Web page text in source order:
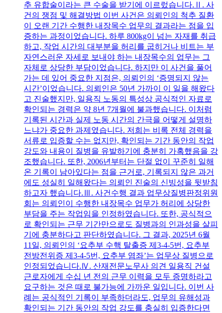
추 유합술이라는 큰 수술을 받기에 이르렀습니다.Ⅱ. 사
건의 쟁점 및 해결방법 이번 사건은 의뢰인의 척추 질환
이 오랜 기간 수행한 내장목수 업무의 결과라는 점을 입
증하는 과정이었습니다. 하루 800kg이 넘는 자재를 취급
하고, 작업 시간의 대부분을 허리를 굽히거나 비트는 부
자연스러운 자세로 보내야 하는 내장목수의 업무는 그
자체로 상당한 부담이었습니다. 하지만 이 사건을 풀어
가는 데 있어 중요한 지점은, 의뢰인의 ‘증명되지 않는
시간’이었습니다. 의뢰인은 50년 가까이 이 일을 해왔다
고 진술했지만, 일용직 노동의 특성상 공식적인 자료로
확인되는 경력은 약 8년 7개월에 불과했습니다. 이처럼
기록된 시간과 실제 노동 시간의 간극을 어떻게 설명하
느냐가 중요한 과제였습니다. 저희는 비록 전체 경력을
서류로 입증할 수는 없지만, 확인되는 기간 동안의 작업
강도와 내용이 질병을 유발하기에 충분히 가혹했음을 강
조했습니다. 또한, 2006년부터는 단절 없이 꾸준히 일해
온 기록이 남아있다는 점을 근거로, 기록되지 않은 과거
에도 성실히 일해왔다는 의뢰인 진술의 신빙성을 뒷받침
하고자 했습니다.Ⅲ. 사건수행 결과 업무상질병판정위원
회는 의뢰인이 수행한 내장목수 업무가 허리에 상당한
부담을 주는 작업임을 인정하였습니다. 또한, 공식적으
로 확인되는 근무 기간만으로도 질병과의 인과성을 살피
기에 충분하다고 판단하였습니다. 그 결과, 2025년 6월
11일, 의뢰인의 ‘요추부 수핵 탈출증 제3-4-5번, 요추부
전방전위증 제3-4-5번, 요추부 염좌’는 업무상 질병으로
인정되었습니다.Ⅳ. 산재전문노무사 의견 일용직 건설
근로자에게 수십 년 전의 근무 이력을 모두 증명하라고
요구하는 것은 때로 불가능에 가까운 일입니다. 이번 사
례는 공식적인 기록이 부족하더라도, 업무의 유해성과
확인되는 기간 동안의 작업 강도를 충실히 입증한다면